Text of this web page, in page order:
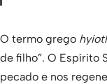
O termo grego
de filho”. O Espírito
pecado e nos